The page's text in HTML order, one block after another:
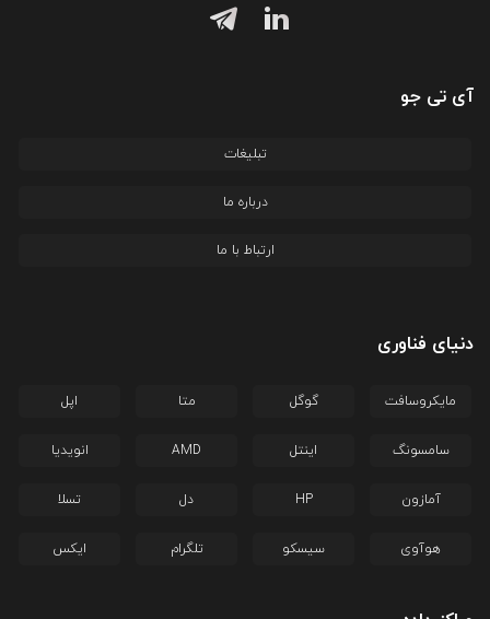
آی تی جو
تبلیغات
درباره ما
ارتباط با ما
دنیای فناوری
مایکروسافت گوگل متا اپل
سامسونگ اینتل AMD انویدیا
آمازون HP دل تسلا
هوآوی سیسکو تلگرام ایکس